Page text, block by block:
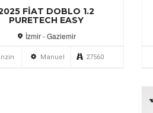
FIAT DOBLO 1.2
PURETECH EASY
İzmir - Gaziemir
Manuel 27560